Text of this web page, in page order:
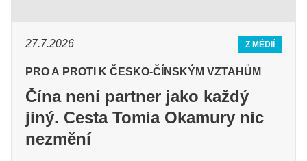
27.7.2026 Z MÉDIÍ
PRO A PROTI K ČESKO-ČÍNSKÝM VZTAHŮM
Čína není partner jako každý
jiný. Cesta Tomia Okamury nic
nezmění